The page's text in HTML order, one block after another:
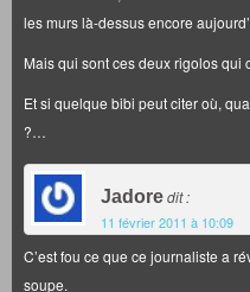
les murs là-dessus encore
Mais qui sont ces deux rigolos qui
Et si quelque bibi peut citer où,
?…
Jadoredit :
11 février 2011 à 10:09
C’est fou ce que ce journaliste a
soupe.